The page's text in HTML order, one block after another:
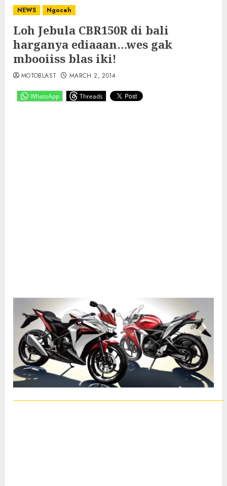
NEWS Ngoceh
Loh Jebula CBR150R di bali
harganya ediaaan…wes gak
mbooiiss blas iki!
WhatsApp Threads
MOTOBLAST MARCH 2, 2014